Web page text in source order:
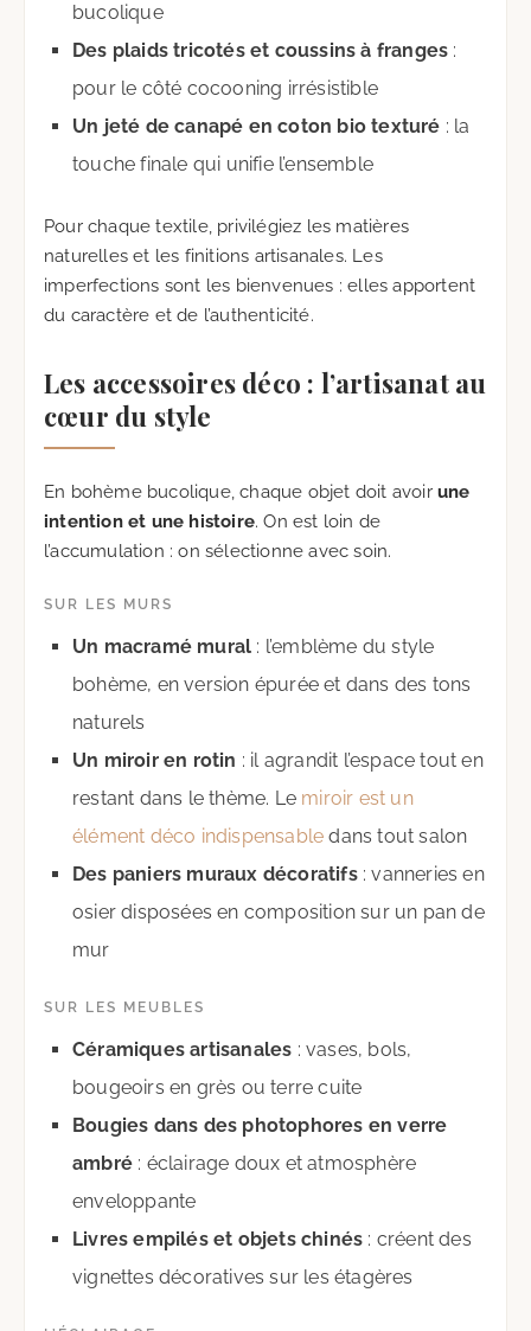
bucolique
Des plaids tricotés et coussins à franges :
pour le côté cocooning irrésistible
Un jeté de canapé en coton bio texturé : la
touche finale qui unifie l’ensemble
Pour chaque textile, privilégiez les matières
naturelles et les finitions artisanales. Les
imperfections sont les bienvenues : elles apportent
du caractère et de l’authenticité.
Les accessoires déco : l’artisanat au
cœur du style
En bohème bucolique, chaque objet doit avoir une
intention et une histoire. On est loin de
l’accumulation : on sélectionne avec soin.
SUR LES MURS
Un macramé mural : l’emblème du style
bohème, en version épurée et dans des tons
naturels
Un miroir en rotin : il agrandit l’espace tout en
restant dans le thème. Le miroir est un
élément déco indispensable dans tout salon
Des paniers muraux décoratifs: vanneries en
osier disposées en composition sur un pan de
mur
SUR LES MEUBLES
Céramiques artisanales : vases, bols,
bougeoirs en grès ou terre cuite
Bougies dans des photophores en verre
ambré : éclairage doux et atmosphère
enveloppante
Livres empilés et objets chinés : créent des
vignettes décoratives sur les étagères